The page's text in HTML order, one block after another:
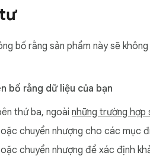
gì được lưu:
Bật hoặc tắt từng danh mục file
số tin nhắn cần quét để làm
— Cấu hình thời gian chờ mỗi file
bố rằng sản phẩm này sẽ
bố rằng dữ liệu của bạn
thứ ba, ngoài những trường hợp
chuyển nhượng cho các mục
chuyển nhượng để xác định